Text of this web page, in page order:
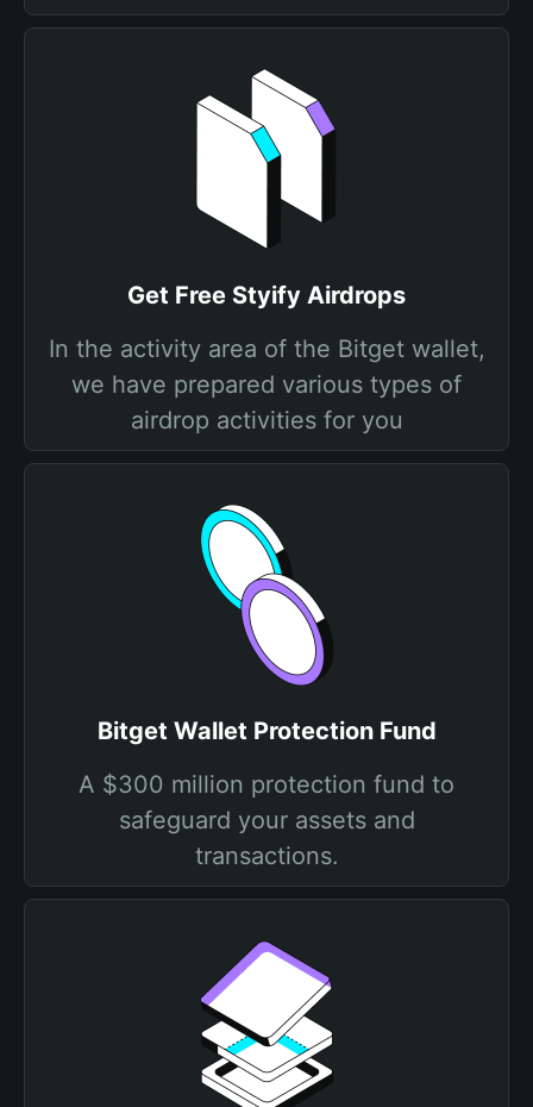
Get Free Styify Airdrops
In the activity area of the Bitget wallet,
we have prepared various types of
airdrop activities for you
Bitget Wallet Protection Fund
A $300 million protection fund to
safeguard your assets and
transactions.